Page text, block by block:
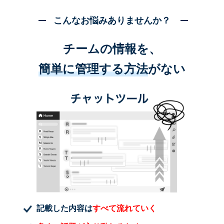
こんなお悩みありませんか？
チームの情報を、
簡単に管理する方法がない
記載した内容はすべて流れていく